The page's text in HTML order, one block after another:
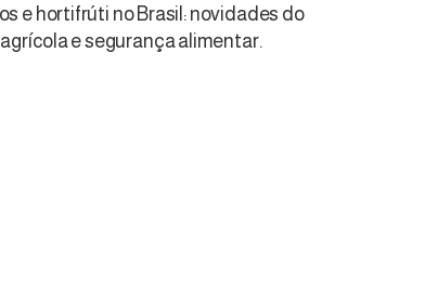
e hortifrúti no Brasil: novidades do
e segurança alimentar.